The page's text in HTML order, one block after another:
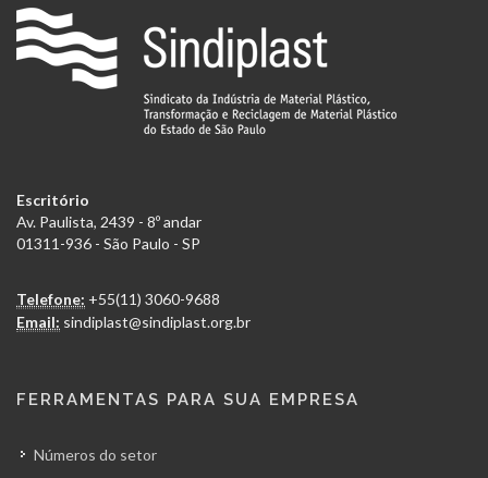
Escritório
Av. Paulista, 2439 - 8º andar
01311-936 - São Paulo - SP
Telefone: +55(11) 3060-9688
Email: sindiplast@sindiplast.org.br
FERRAMENTAS PARA SUA EMPRESA
Números do setor